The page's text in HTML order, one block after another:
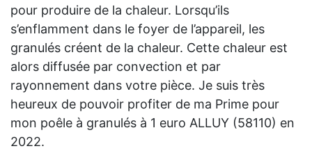
pour produire de la chaleur. Lorsqu’ils
s’enflamment dans le foyer de l’appareil, les
granulés créent de la chaleur. Cette chaleur est
alors diffusée par convection et par
rayonnement dans votre pièce. Je suis très
heureux de pouvoir profiter de ma Prime pour
mon poêle à granulés à 1 euro ALLUY (58110) en
2022.